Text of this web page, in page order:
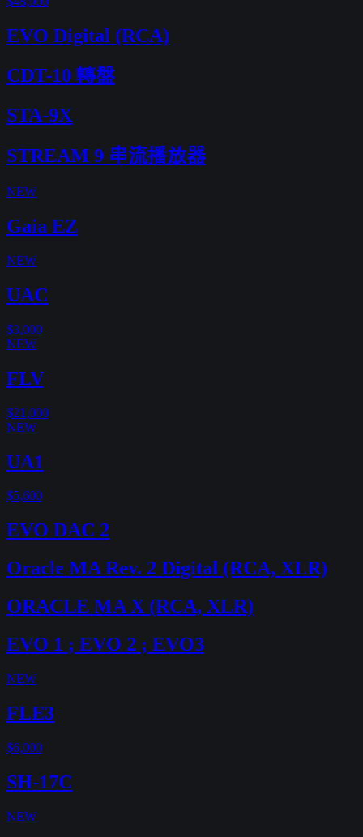
EVO Digital (RCA)
CDT-10 轉盤
STA-9X
STREAM 9 串流播放器
NEW
Gaia EZ
NEW
UAC
$3,000
NEW
FLV
$21,000
NEW
UA1
$5,600
EVO DAC 2
Oracle MA Rev. 2 Digital (RCA, XLR)
ORACLE MA X (RCA, XLR)
EVO 1 ; EVO 2 ; EVO3
NEW
FLE3
$6,000
SH-17C
NEW